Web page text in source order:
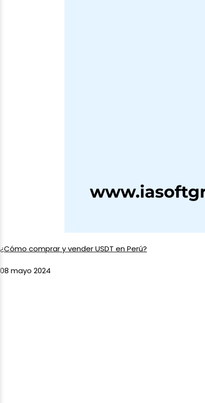
¿Cómo comprar y vender USDT en Perú?
08 mayo 2024